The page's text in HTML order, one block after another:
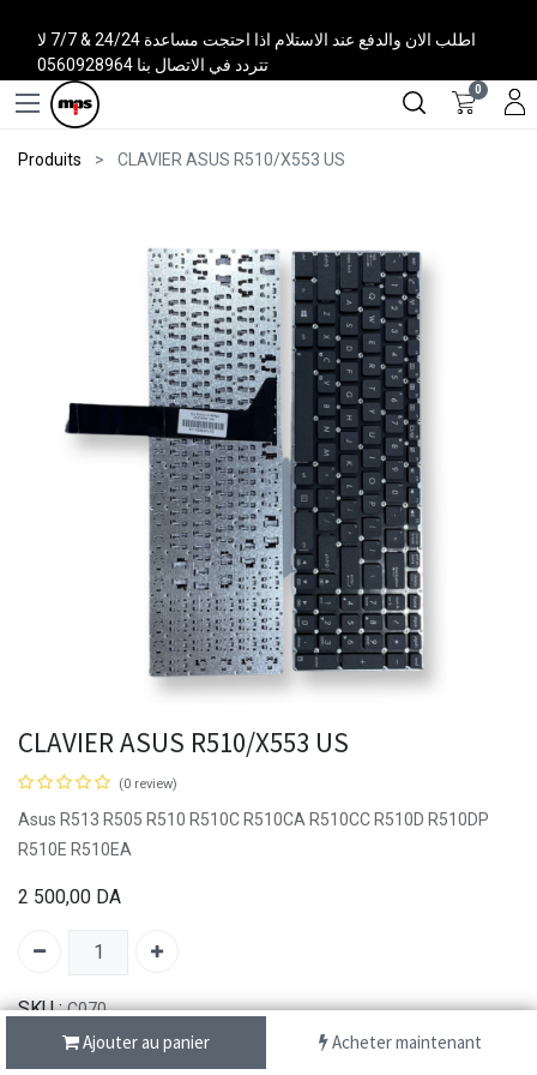
اطلب الان والدفع عند الاستلام اذا احتجت مساعدة 24/24 & 7/7 لا
تتردد في الاتصال بنا 0560928964
0
Produits CLAVIER ASUS R510/X553 US
Ajouter au panier Acheter maintenant
CLAVIER ASUS R510/X553 US
(0 review)
Asus R513 R505 R510 R510C R510CA R510CC R510D R510DP
R510E R510EA
2 500,00 DA
SKU : C070
Brand: ASUS